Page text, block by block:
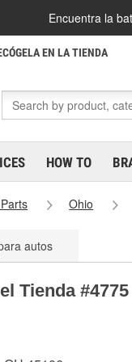
Encuentra la
EN LA TIENDA
HOW TO
Ohio
autos
Tienda #4775